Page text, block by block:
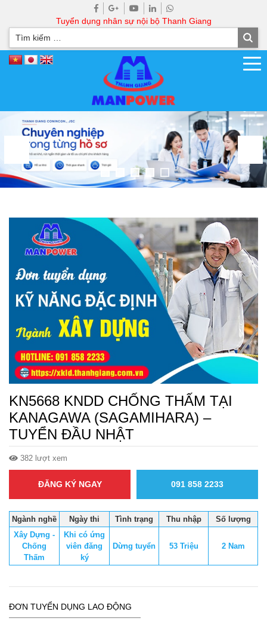
Tuyển dụng nhân sự nội bộ Thanh Giang
KN5668 KNDD CHỐNG THẤM TẠI
KANAGAWA (SAGAMIHARA) –
TUYỂN ĐẦU NHẬT
382 lượt xem
ĐĂNG KÝ NGAY 091 858 2233
Ngành nghề Ngày thi Tình trạng Thu nhập
Số lượng
Xây Dựng -
Chống
Thấm
Khi có ứng
viên đăng
ký
Dừng tuyển 53 Triệu 2 Nam
ĐƠN TUYỂN DỤNG LAO ĐỘNG